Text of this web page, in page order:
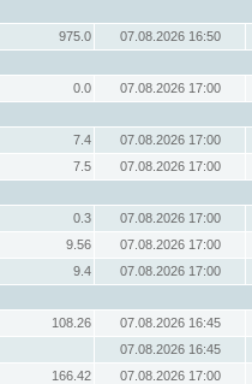
975.0
07.08.2026 16:50
0.0
07.08.2026 17:00
7.4
07.08.2026 17:00
7.5
07.08.2026 17:00
0.3
07.08.2026 17:00
9.56
07.08.2026 17:00
9.4
07.08.2026 17:00
108.26
07.08.2026 16:45
07.08.2026 16:45
166.42
07.08.2026 17:00